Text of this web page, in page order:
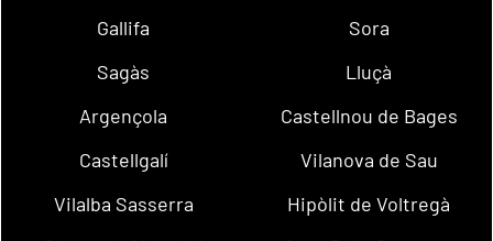
Gallifa
Sora
Sagàs
Lluçà
Argençola
Castellnou de Bages
Castellgalí
Vilanova de Sau
Vilalba Sasserra
Hipòlit de Voltregà